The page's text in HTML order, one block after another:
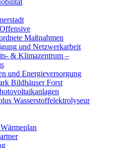
Maßnahmen
und Netzwerkarbeit
& Klimazentrum –
und Energieversorgung
Bildhäuser Forst
Wasserstoffelektrolyseur